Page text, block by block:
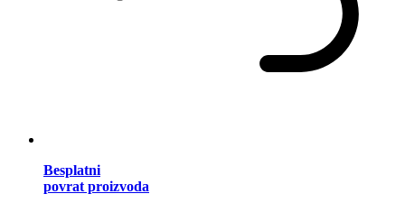
Besplatni
povrat proizvoda